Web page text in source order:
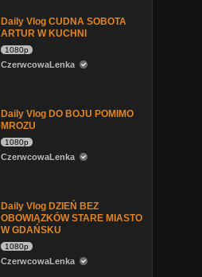
Daily Vlog CUDNA SOBOTA
ARTUR W KUCHNI
1080p
CzerwcowaLenka
Daily Vlog DO BOJU POMIMO
MROZU
1080p
CzerwcowaLenka
Daily Vlog DZIEŃ BEZ
OBOWIĄZKÓW STARE MIASTO
W GDAŃSKU
1080p
CzerwcowaLenka